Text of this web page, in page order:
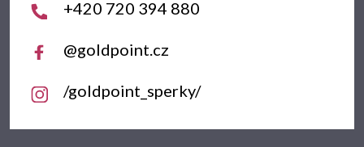
+420 720 394 880
@goldpoint.cz
/goldpoint_sperky/